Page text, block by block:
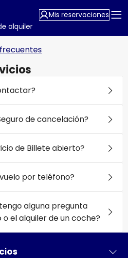
alquiler
Mis reservaciones
de cancelación?
de Billete abierto?
por teléfono?
alguna pregunta
el alquiler de un coche?